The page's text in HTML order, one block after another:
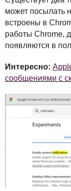
может посылать
встроены в
работы Chrome,
появляются в
Интересно:
сообщениями с